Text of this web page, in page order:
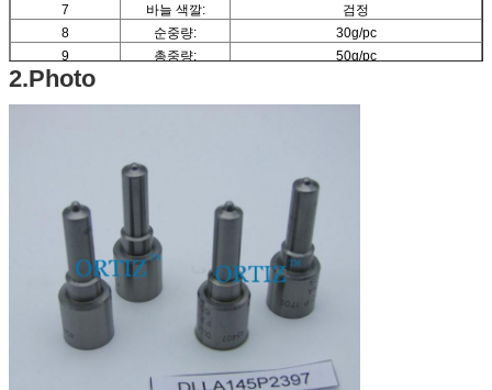
7 바늘 색깔:
검정
8
순중량:
30g/pc
9
총중량:
50g/pc
10
11
물자: 고속 강철
2.Photo